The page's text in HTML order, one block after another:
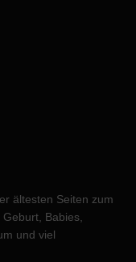
ältesten Seiten zum
Babies,
und viel